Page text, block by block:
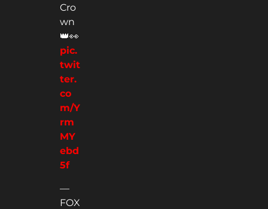
Cro
wn
👑👀
pic.
twit
ter.
co
m/Y
rm
MY
ebd
5f
—
FOX